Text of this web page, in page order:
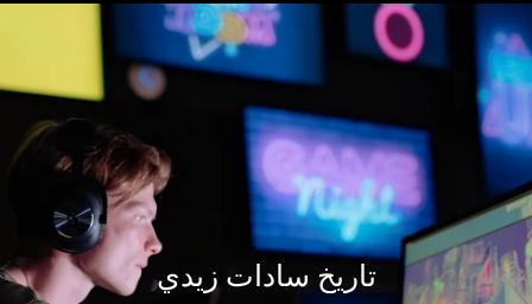
تاريخ سادات زيدي